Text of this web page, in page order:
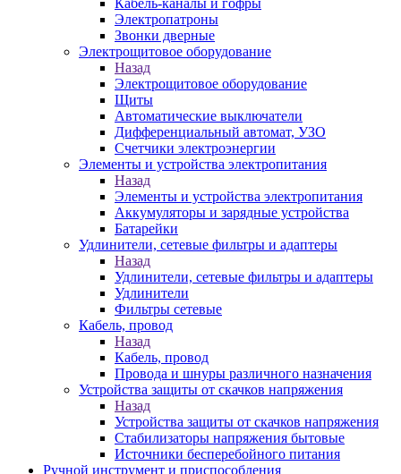
Кабель-каналы и гофры
Электропатроны
Звонки дверные
Электрощитовое оборудование
Назад
Электрощитовое оборудование
Щиты
Автоматические выключатели
Дифференциальный автомат, УЗО
Счетчики электроэнергии
Элементы и устройства электропитания
Назад
Элементы и устройства электропитания
Аккумуляторы и зарядные устройства
Батарейки
Удлинители, сетевые фильтры и адаптеры
Назад
Удлинители, сетевые фильтры и адаптеры
Удлинители
Фильтры сетевые
Кабель, провод
Назад
Кабель, провод
Провода и шнуры различного назначения
Устройства защиты от скачков напряжения
Назад
Устройства защиты от скачков напряжения
Стабилизаторы напряжения бытовые
Источники бесперебойного питания
Ручной инструмент и приспособления